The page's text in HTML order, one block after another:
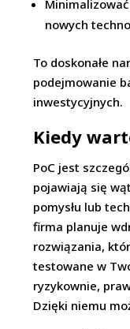
nowych
To doskonałe
podejmowanie
inwestycyjnych.
Kiedy
PoC jest
pojawiają się
pomysłu lub
firma planuje
rozwiązania,
testowane w
ryzykownie,
Dzięki niemu